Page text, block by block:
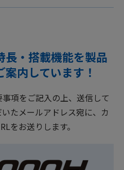
長・搭載機能を製品
内しています！
項をご記入の上、送信して
たメールアドレス宛に、カ
をお送りします。